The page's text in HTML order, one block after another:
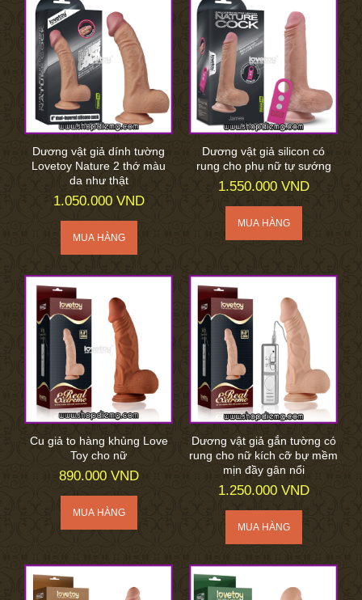
Dương vật giả dính tường
Lovetoy Nature 2 thớ màu
da như thật
1.050.000 VND
Dương vật giả silicon có
rung cho phụ nữ tự sướng
1.550.000 VND
Cu giả to hàng khủng Love
Toy cho nữ
890.000 VND
Dương vật giả gắn tường có
rung cho nữ kích cỡ bự mềm
mịn đầy gân nổi
1.250.000 VND